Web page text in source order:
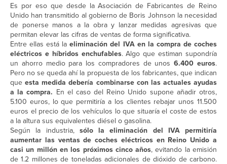
Es por eso que desde la Asociación de Fabricantes de Reino
Unido han transmitido al gobierno de Boris Johnson la necesidad
de ponerse manos a la obra y lanzar medidas agresivas que
permitan elevar las cifras de ventas de forma significativa.
Entre ellas está la eliminación del IVA en la compra de coches
eléctricos e híbridos enchufables. Algo que estiman supondría
un ahorro medio para los compradores de unos6.400 euros.
Pero no se queda ahí la propuesta de los fabricantes, que indican
queesta medida debería combinarse con las actuales ayudas
a la compra. En el caso del Reino Unido supone añadir otros,
5.100 euros, lo que permitiría a los clientes rebajar unos 11.500
euros el precio de los vehículos lo que situaría el coste de estos
a la altura sus equivalentes diésel o gasolina.
Según la industria,sólo la eliminación del IVA permitiría
aumentar las ventas de coches eléctricos en Reino Unido a
casi un millón en los próximos cinco años, evitando la emisión
de 1.2 millones de toneladas adicionales de dióxido de carbono.